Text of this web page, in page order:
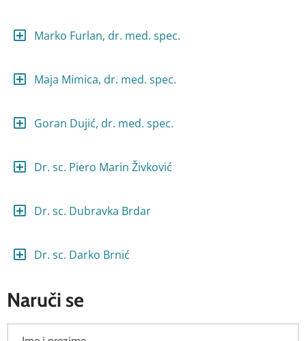
Marko Furlan, dr. med. spec.
Maja Mimica, dr. med. spec.
Goran Dujić, dr. med. spec.
Dr. sc. Piero Marin Živković
Dr. sc. Dubravka Brdar
Dr. sc. Darko Brnić
Naruči se